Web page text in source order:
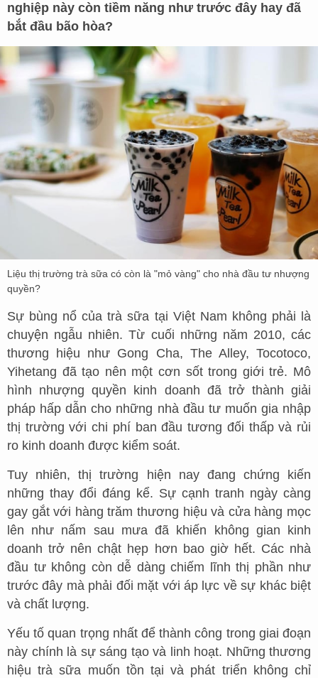
nghiệp này còn tiềm năng như trước đây hay đã
bắt đầu bão hòa?
Liệu thị trường trà sữa có còn là "mỏ vàng" cho nhà đầu tư nhượng
quyền?
Sự bùng nổ của trà sữa tại Việt Nam không phải là
chuyện ngẫu nhiên. Từ cuối những năm 2010, các
thương hiệu như Gong Cha, The Alley, Tocotoco,
Yihetang đã tạo nên một cơn sốt trong giới trẻ. Mô
hình nhượng quyền kinh doanh đã trở thành giải
pháp hấp dẫn cho những nhà đầu tư muốn gia nhập
thị trường với chi phí ban đầu tương đối thấp và rủi
ro kinh doanh được kiểm soát.
Tuy nhiên, thị trường hiện nay đang chứng kiến
những thay đổi đáng kể. Sự cạnh tranh ngày càng
gay gắt với hàng trăm thương hiệu và cửa hàng mọc
lên như nấm sau mưa đã khiến không gian kinh
doanh trở nên chật hẹp hơn bao giờ hết. Các nhà
đầu tư không còn dễ dàng chiếm lĩnh thị phần như
trước đây mà phải đối mặt với áp lực về sự khác biệt
và chất lượng.
Yếu tố quan trọng nhất để thành công trong giai đoạn
này chính là sự sáng tạo và linh hoạt. Những thương
hiệu trà sữa muốn tồn tại và phát triển không chỉ